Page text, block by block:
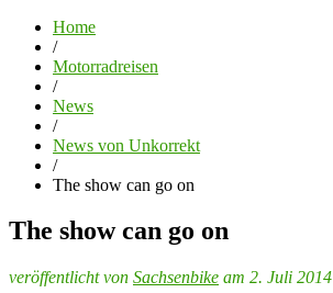
Home
/
Motorradreisen
/
News
/
News von Unkorrekt
/
The show can go on
The show can go on
veröffentlicht von Sachsenbike am 2. Juli 2014